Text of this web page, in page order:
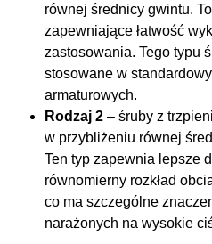
równej średnicy gwintu.
zapewniające łatwość
zastosowania. Tego typu
stosowane w
armaturowych.
Rodzaj 2 – śruby z
w przybliżeniu równej
Ten typ zapewnia lepsze
równomierny rozkład
co ma szczególne
narażonych na wysokie